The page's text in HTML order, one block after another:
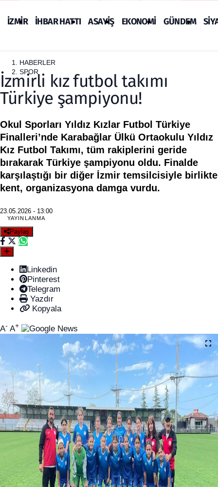
İZMİR İHBAR HATTI ASAYİŞ EKONOMİ GÜNDEM
HABERLER
SPOR
İzmirli kız futbol takımı
Türkiye şampiyonu!
Okul Sporları Yıldız Kızlar Futbol Türkiye
Finalleri’nde Karabağlar Ülkü Ortaokulu Yıldız
Kız Futbol Takımı, tüm rakiplerini geride
bırakarak Türkiye şampiyonu oldu. Finalde
karşılaştığı bir diğer İzmir temsilcisiyle birlikte
kent, organizasyona damga vurdu.
23.05.2026 - 13:00
YAYINLANMA
Paylaş
Linkedin
Pinterest
Telegram
Yazdır
Kopyala
A- A+